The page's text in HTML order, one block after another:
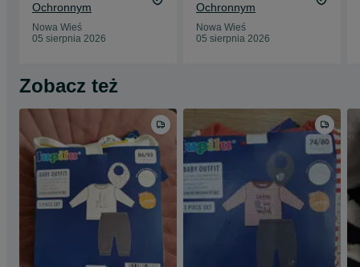
Ochronnym
Nowa Wieś
05 sierpnia 2026
Ochronnym
Nowa Wieś
05 sierpnia 2026
Zobacz też